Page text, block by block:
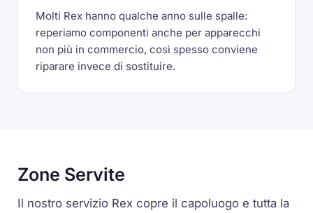
Molti Rex hanno qualche anno sulle spalle:
reperiamo componenti anche per apparecchi
non più in commercio, così spesso conviene
riparare invece di sostituire.
Zone Servite
Il nostro servizio Rex copre il capoluogo e tutta la